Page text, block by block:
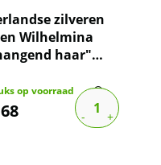
zilveren
Wilhelmina
haar"
op voorraad